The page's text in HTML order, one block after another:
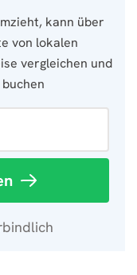
kann über
von lokalen
vergleichen und